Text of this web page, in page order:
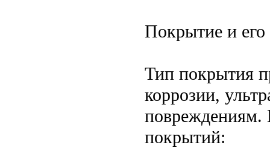
Покрытие и
Тип покрытия
коррозии,
повреждениям.
покрытий: